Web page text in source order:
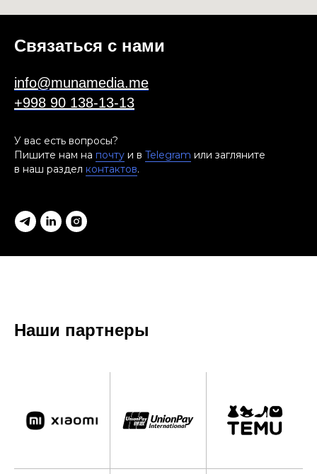
Связаться с нами
info@munamedia.me
+998 90 138-13-13
У вас есть вопросы?
Пишите нам на почту и в Telegram или загляните
в наш раздел контактов.
Наши партнеры